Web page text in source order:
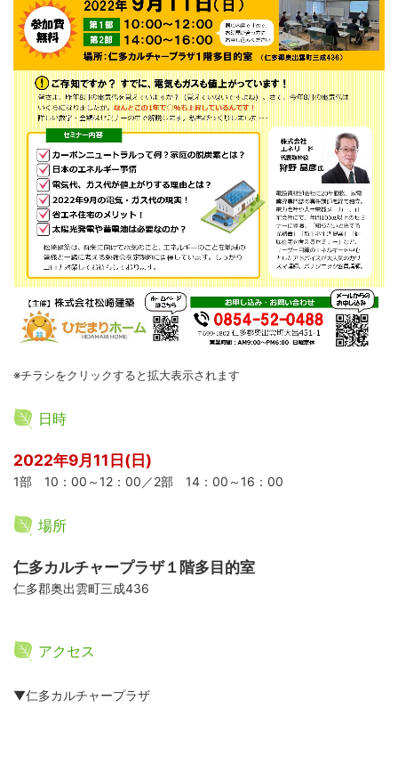
※チラシをクリックすると拡大表示されます
日時
2022年9月11日(日)
1部 10：00～12：00／2部 14：00～16：00
場所
仁多カルチャープラザ１階多目的室
仁多郡奥出雲町三成436
アクセス
▼仁多カルチャープラザ